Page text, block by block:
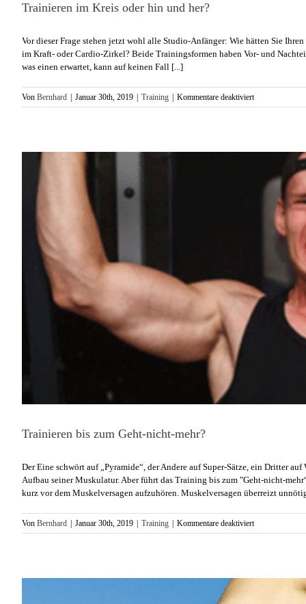
Trainieren im Kreis oder hin und her?
Vor dieser Frage stehen jetzt wohl alle Studio-Anfänger: Wie hätten Sie
im Kraft- oder Cardio-Zirkel? Beide Trainingsformen haben Vor- und
was einen erwartet, kann auf keinen Fall [...]
Von Bernhard Januar 30th, 2019 Training Kommentare deaktiviertfür
Trainieren
her?
Trainieren bis zum Geht-nicht-mehr?
Der Eine schwört auf „Pyramide“, der Andere auf Super-Sätze, ein Dritter
Aufbau seiner Muskulatur. Aber führt das Training bis zum "Geht-nicht-
kurz vor dem Muskelversagen aufzuhören. Muskelversagen überreizt
Von Bernhard | Januar 30th, 2019 | Training | Kommentare deaktiviertfür
Trainieren